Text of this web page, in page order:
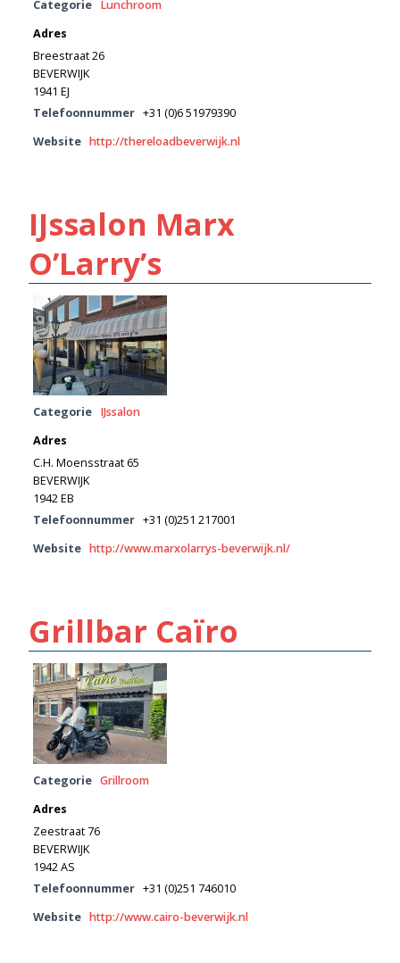
Categorie Lunchroom
Adres
Breestraat 26
BEVERWIJK
1941 EJ
Telefoonnummer +31 (0)6 51979390
Website http://thereloadbeverwijk.nl
IJssalon Marx
O’Larry’s
Categorie IJssalon
Adres
C.H. Moensstraat 65
BEVERWIJK
1942 EB
Telefoonnummer +31 (0)251 217001
Website http://www.marxolarrys-beverwijk.nl/
Grillbar Caïro
Categorie Grillroom
Adres
Zeestraat 76
BEVERWIJK
1942 AS
Telefoonnummer +31 (0)251 746010
Website http://www.cairo-beverwijk.nl